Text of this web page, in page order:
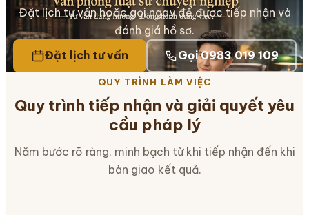
Đặt lịch tư vấn hoặc gọi ngay để được tiếp nhận và
đánh giá hồ sơ.
Đặt lịch tư vấn
Gọi 0983 019 109
QUY TRÌNH LÀM VIỆC
Quy trình tiếp nhận và giải quyết yêu
cầu pháp lý
Năm bước rõ ràng, minh bạch từ khi tiếp nhận đến khi
bàn giao kết quả.